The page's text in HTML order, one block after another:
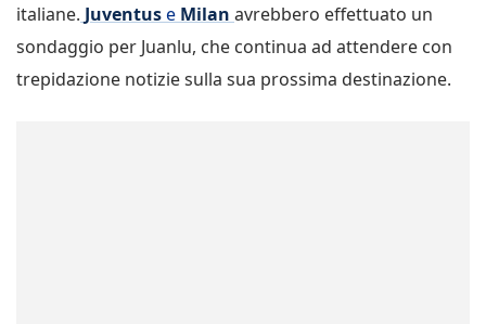
italiane. Juventuse Milan avrebbero effettuato un
sondaggio per Juanlu, che continua ad attendere con
trepidazione notizie sulla sua prossima destinazione.